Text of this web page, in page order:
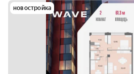
новостройка